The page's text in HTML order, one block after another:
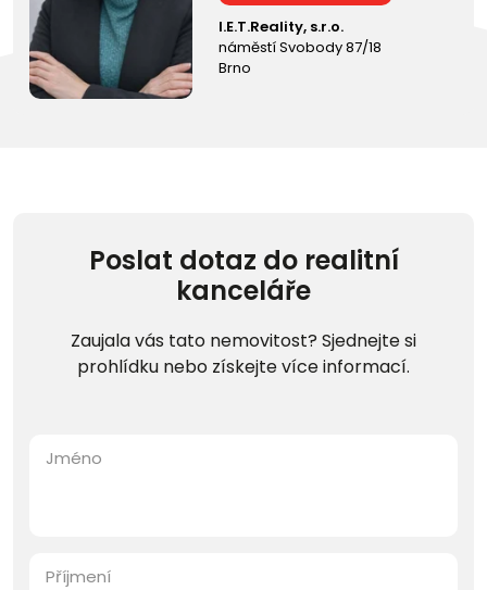
I.E.T.Reality, s.r.o.
náměstí Svobody 87/18
Brno
Poslat dotaz do realitní
kanceláře
Zaujala vás tato nemovitost? Sjednejte si
prohlídku nebo získejte více informací.
Jméno
Příjmení